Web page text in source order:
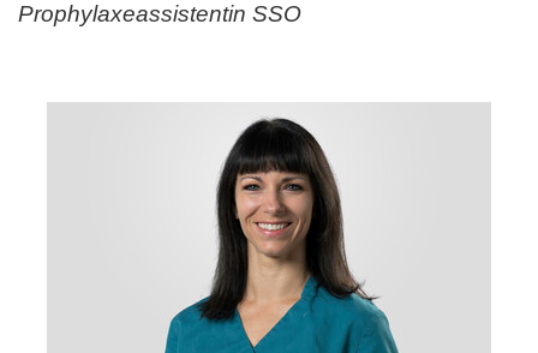
Prophylaxeassistentin SSO